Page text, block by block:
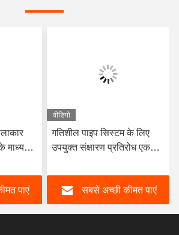
माध्यम
पाएं
वीडियो
गतिशील पाइप सिस्टम के लिए
उपयुक्त संक्षारण प्रतिरोध एकल
लचीला तत्व गति मुआवजा
सबसे अच्छी कीमत पाएं